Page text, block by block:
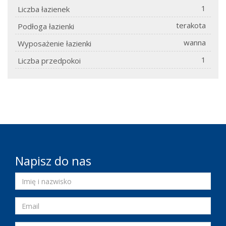
Liczba łazienek
1
Podłoga łazienki
terakota
Wyposażenie łazienki
wanna
Liczba przedpokoi
1
Napisz do nas